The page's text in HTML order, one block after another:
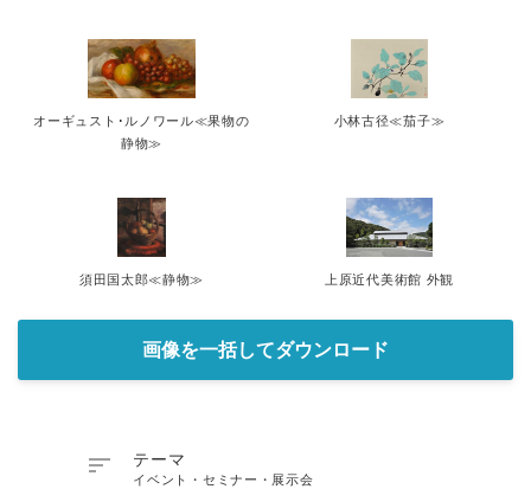
オーギュスト･ルノワール≪果物の
静物≫
小林古径≪茄子≫
須田国太郎≪静物≫ 上原近代美術館 外観
画像を一括してダウンロード
 テーマ
イベント・セミナー・展示会